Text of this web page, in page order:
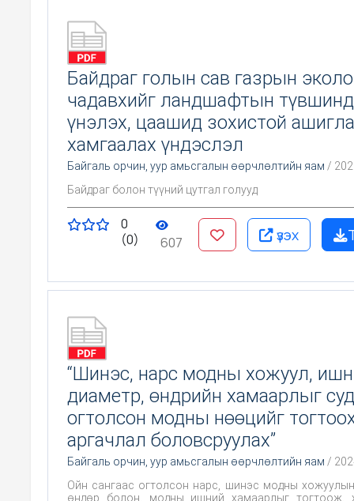
Байдраг голын сав газрын
чадавхийг ландшафтын түвшинд
үнэлэх, цаашид зохистой
хамгаалах үндэслэл
Байгаль орчин, уур амьсгалын өөрчлөлтийн яам /
Байдраг болон түүний цутгал голууд
0
(0)
607 үзэх
“Шинэс, нарс модны хожуул,
диаметр, өндрийн хамаарлыг
огтолсон модны нөөцийг
аргачлал боловсруулах”
Байгаль орчин, уур амьсгалын өөрчлөлтийн яам /
Ойн сангаас огтолсон нарс, шинэс модны
өндөр болон, модны ишний хамаарлыг тогтоож, хожуулын